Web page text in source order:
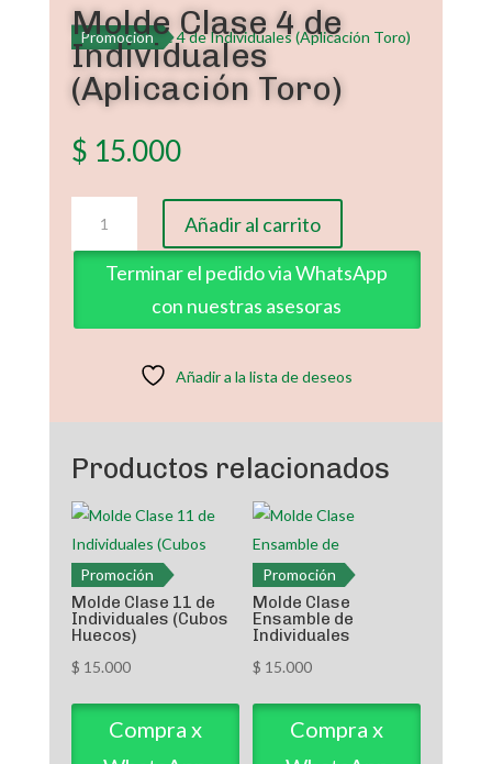
Promoción
Molde Clase 4 de
Individuales
(Aplicación Toro)
$ 15.000
Clase
4
(Aplicación
Añadir al carrito
Terminar el pedido via WhatsApp
con nuestras asesoras
Añadir a la lista de deseos
Productos relacionados
Promoción
Molde Clase 11 de
Individuales (Cubos
Huecos)
$ 15.000
Compra x
Promoción
Molde Clase
Ensamble de
Individuales
$ 15.000
Compra x